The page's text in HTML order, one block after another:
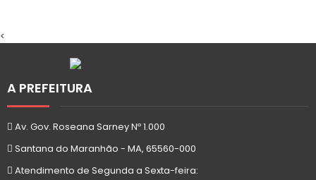
<
A PREFEITURA
Av. Gov. Roseana Sarney Nº 1.000
Santana do Maranhão - MA, 65560-000
Atendimento de Segunda a Sexta-feira: